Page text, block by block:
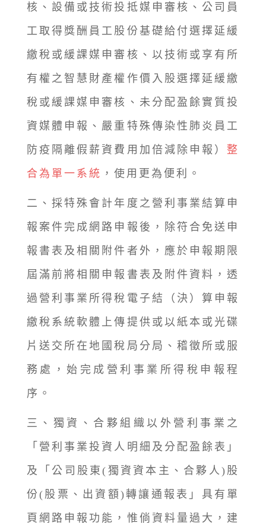
核、設備或技術投抵媒申審核、公司員
工取得獎酬員工股份基礎給付選擇延緩
繳稅或緩課媒申審核、以技術或享有所
有權之智慧財產權作價入股選擇延緩繳
稅或緩課媒申審核、未分配盈餘實質投
資媒體申報、嚴重特殊傳染性肺炎員工
防疫隔離假薪資費用加倍減除申報） 整
合為單一系統 ，使用更為便利。
二、採特殊會計年度之營利事業結算申
報案件完成網路申報後，除符合免送申
報書表及相關附件者外，應於申報期限
屆滿前將相關申報書表及附件資料，透
過營利事業所得稅電子結（決）算申報
繳稅系統軟體上傳提供或以紙本或光碟
片送交所在地國稅局分局、稽徵所或服
務處，始完成營利事業所得稅申報程
序。
三、獨資、合夥組織以外營利事業之
「營利事業投資人明細及分配盈餘表」
及「公司股東(獨資資本主、合夥人)股
份(股票、出資額)轉讓通報表」具有單
頁網路申報功能，惟倘資料量過大，建